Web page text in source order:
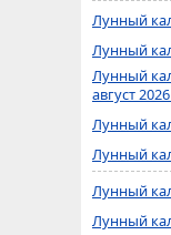
Лунный
Лунный
Лунный
август
Лунный
Лунный
Лунный
Лунный